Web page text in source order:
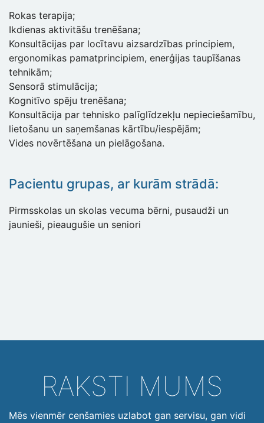
Rokas terapija;
Ikdienas aktivitāšu trenēšana;
Konsultācijas par locītavu aizsardzības principiem,
ergonomikas pamatprincipiem, enerģijas taupīšanas
tehnikām;
Sensorā stimulācija;
Kognitīvo spēju trenēšana;
Konsultācija par tehnisko palīglīdzekļu nepieciešamību,
lietošanu un saņemšanas kārtību/iespējām;
Vides novērtēšana un pielāgošana.
Pacientu grupas, ar kurām strādā:
Pirmsskolas un skolas vecuma bērni, pusaudži un
jaunieši, pieaugušie un seniori
RAKSTI MUMS
Mēs vienmēr cenšamies uzlabot gan servisu, gan vidi